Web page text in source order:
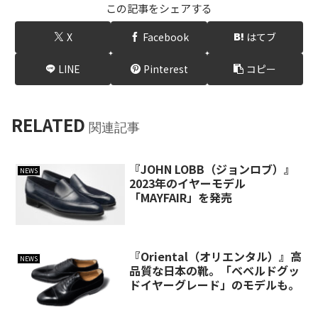
この記事をシェアする
X Facebook はてブ
LINE Pinterest コピー
RELATED 関連記事
NEWS
『JOHN LOBB（ジョンロブ）』
2023年のイヤーモデル
「MAYFAIR」を発売
NEWS
『Oriental（オリエンタル）』高
品質な日本の靴。「ベベルドグッ
ドイヤーグレード」のモデルも。